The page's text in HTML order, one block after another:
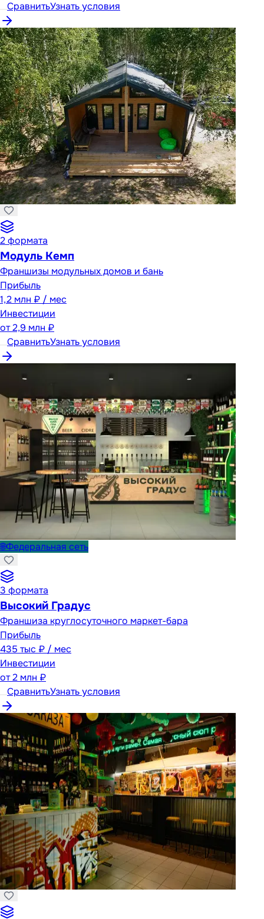
СравнитьУзнать условия
2формата
Модуль Кемп
Франшизы модульных домов и бань
Прибыль
1,2 млн ₽ / мес
Инвестиции
от2,9 млн ₽
СравнитьУзнать условия
🌐Федеральная сеть
3 формата
Высокий Градус
Франшиза круглосуточного маркет-бара
Прибыль
435 тыс ₽ / мес
Инвестиции
от2 млн ₽
СравнитьУзнать условия